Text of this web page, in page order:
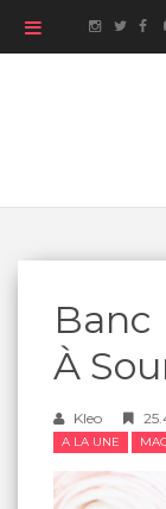
Banc
À
Kleo
A LA UNE